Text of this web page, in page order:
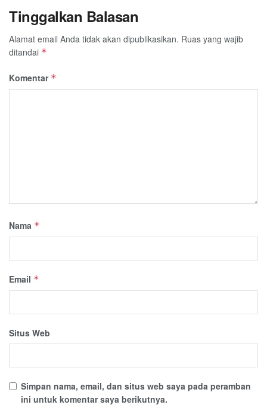
Tinggalkan Balasan
Alamat email Anda tidak akan dipublikasikan. Ruas yang wajib
ditandai *
Komentar *
Nama *
Email *
Situs Web
Simpan nama, email, dan situs web saya pada peramban
ini untuk komentar saya berikutnya.